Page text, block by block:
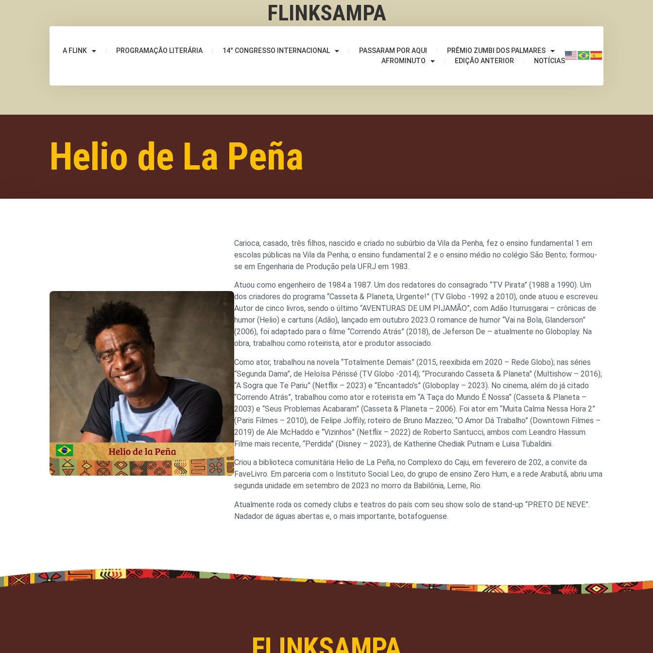
FLINKSAMPA
A FLINK PROGRAMAÇÃO LITERÁRIA 14° CONGRESSO INTERNACIONAL PASSARAM POR AQUI
PRÊMIO ZUMBI DOS PALMARES
AFROMINUTO
EDIÇÃO ANTERIOR NOTÍCIAS
Helio de La Peña
Carioca, casado, três filhos, nascido e criado no subúrbio da Vila da Penha, fez o ensino fundamental 1 em
escolas públicas na Vila da Penha; o ensino fundamental 2 e o ensino médio no colégio São Bento; formou-
se em Engenharia de Produção pela UFRJ em 1983.
Atuou como engenheiro de 1984 a 1987. Um dos redatores do consagrado “TV Pirata” (1988 a 1990). Um
dos criadores do programa “Casseta & Planeta, Urgente!” (TV Globo -1992 a 2010), onde atuou e escreveu.
Autor de cinco livros, sendo o último “AVENTURAS DE UM PIJAMÃO”, com Adão Iturrusgarai – crônicas de
humor (Helio) e cartuns (Adão), lançado em outubro 2023.O romance de humor “Vai na Bola, Glanderson”
(2006), foi adaptado para o filme “Correndo Atrás” (2018), de Jeferson De – atualmente no Globoplay. Na
obra, trabalhou como roteirista, ator e produtor associado.
Como ator, trabalhou na novela “Totalmente Demais” (2015, reexibida em 2020 – Rede Globo); nas séries
“Segunda Dama”, de Heloísa Périssé (TV Globo -2014); “Procurando Casseta & Planeta” (Multishow – 2016);
“A Sogra que Te Pariu” (Netflix – 2023) e “Encantado’s” (Globoplay – 2023). No cinema, além do já citado
“Correndo Atrás”, trabalhou como ator e roteirista em “A Taça do Mundo É Nossa” (Casseta & Planeta –
2003) e “Seus Problemas Acabaram” (Casseta & Planeta – 2006). Foi ator em “Muita Calma Nessa Hora 2”
(Paris Filmes – 2010), de Felipe Joffily, roteiro de Bruno Mazzeo; “O Amor Dá Trabalho” (Downtown Filmes –
2019) de Ale McHaddo e “Vizinhos” (Netflix – 2022) de Roberto Santucci, ambos com Leandro Hassum.
Filme mais recente, “Perdida” (Disney – 2023), de Katherine Chediak Putnam e Luisa Tubaldini.
Criou a biblioteca comunitária Helio de La Peña, no Complexo do Caju, em fevereiro de 202, a convite da
FaveLivro. Em parceria com o Instituto Social Leo, do grupo de ensino Zero Hum, e a rede Arabutã, abriu uma
segunda unidade em setembro de 2023 no morro da Babilônia, Leme, Rio.
Atualmente roda os comedy clubs e teatros do país com seu show solo de stand-up “PRETO DE NEVE”.
Nadador de águas abertas e, o mais importante, botafoguense.